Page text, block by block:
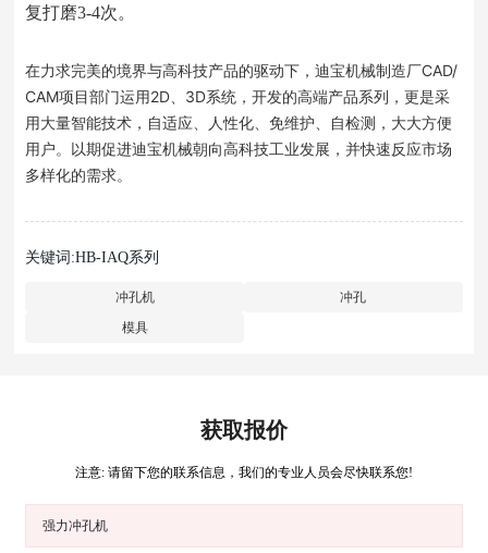
复打磨3-4次。
在力求完美的境界与高科技产品的驱动下，迪宝机械制造厂CAD/
CAM项目部门运用2D、3D系统，开发的高端产品系列，更是采
用大量智能技术，自适应、人性化、免维护、自检测，大大方便
用户。以期促进迪宝机械朝向高科技工业发展，并快速反应市场
多样化的需求。
关键词:HB-IAQ系列
冲孔机
冲孔
模具
获取报价
注意: 请留下您的联系信息，我们的专业人员会尽快联系您!
强力冲孔机